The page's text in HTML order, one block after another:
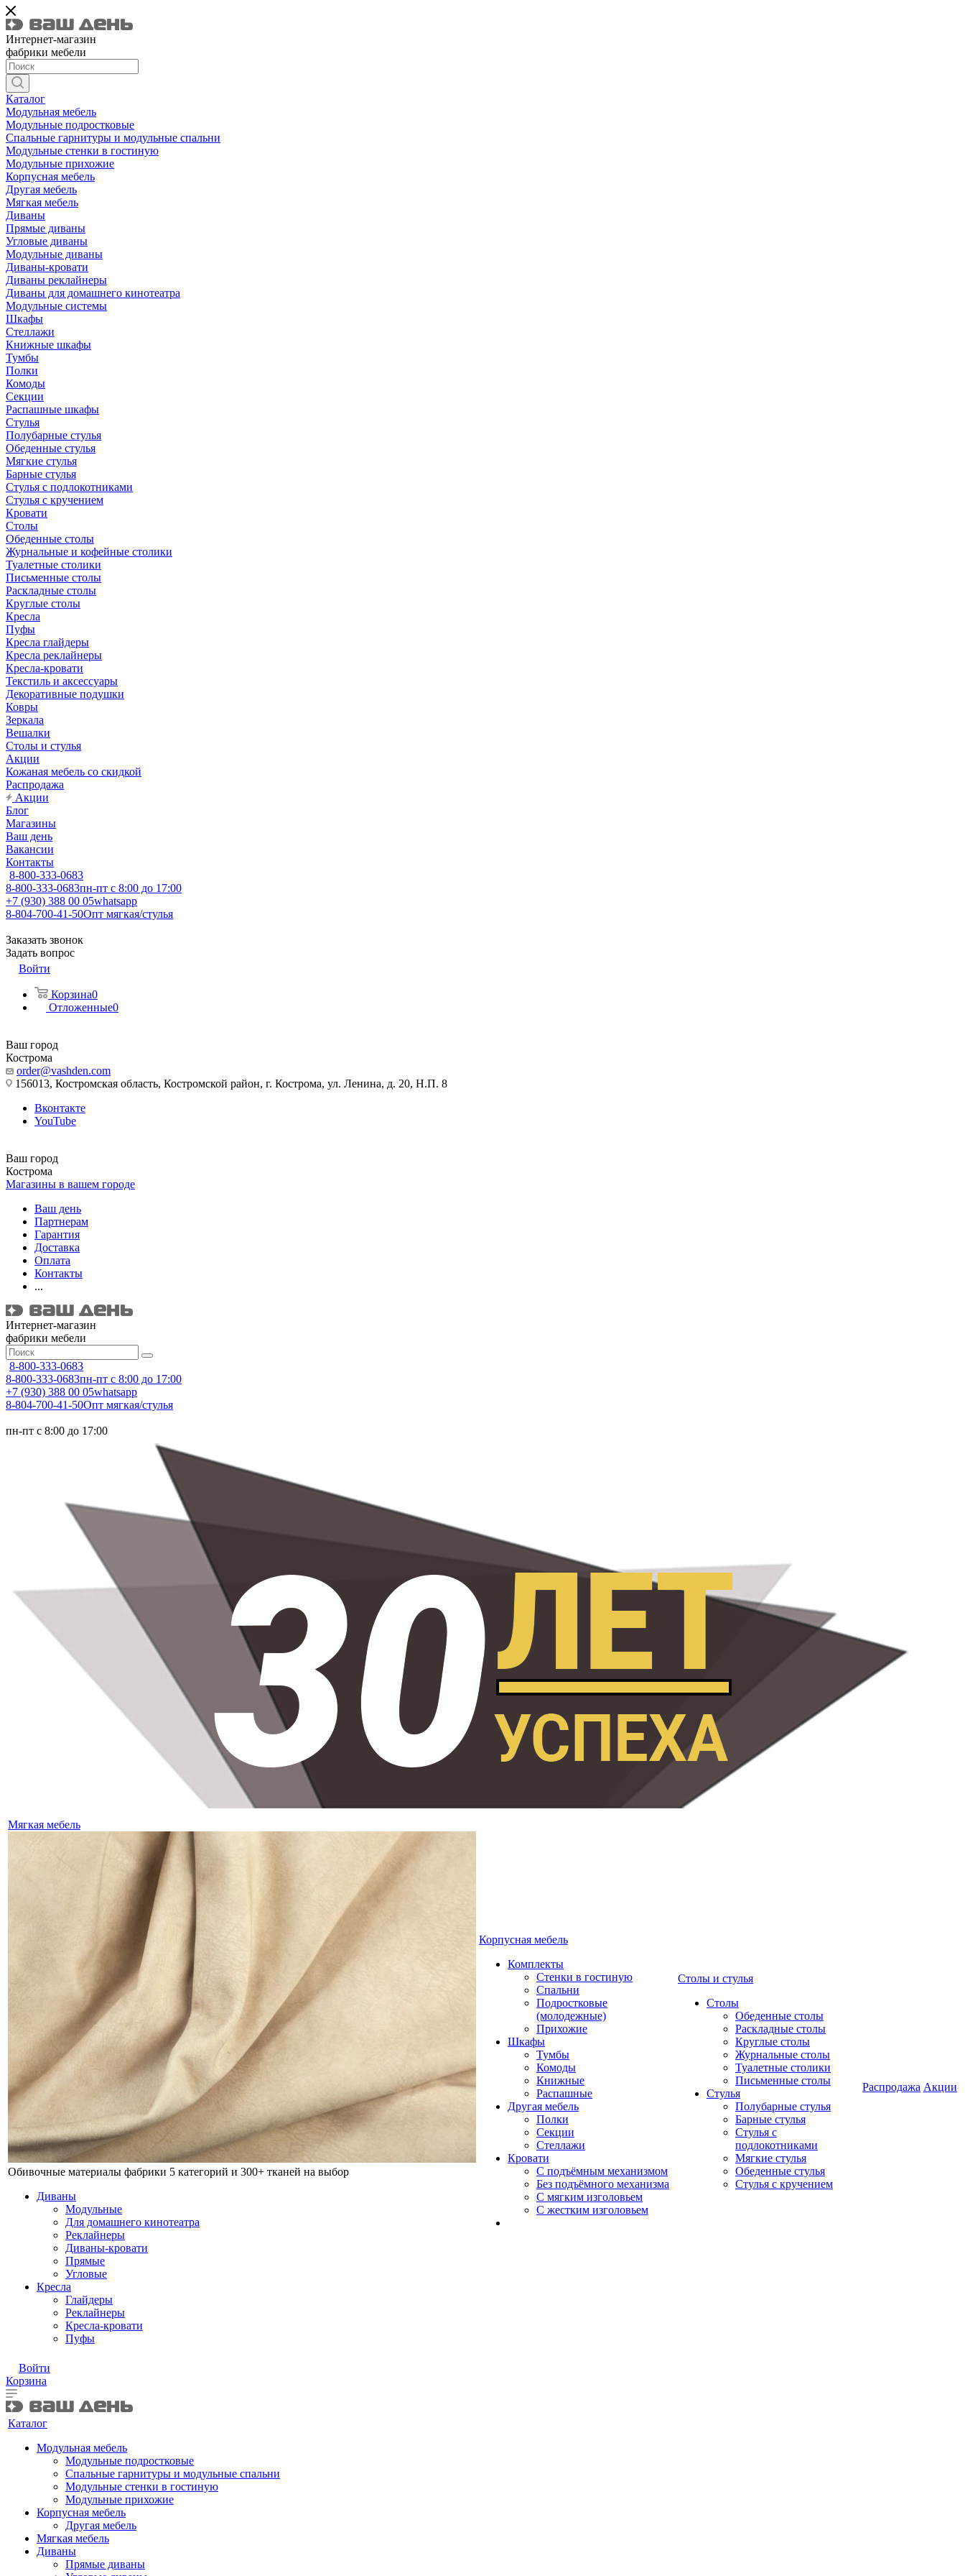
Интернет-магазин
фабрики мебели
Каталог
Модульная мебель
Модульные подростковые
Спальные гарнитуры и модульные спальни
Модульные стенки в гостиную
Модульные прихожие
Корпусная мебель
Другая мебель
Мягкая мебель
Диваны
Прямые диваны
Угловые диваны
Модульные диваны
Диваны-кровати
Диваны реклайнеры
Диваны для домашнего кинотеатра
Модульные системы
Шкафы
Стеллажи
Книжные шкафы
Тумбы
Полки
Комоды
Секции
Распашные шкафы
Стулья
Полубарные стулья
Обеденные стулья
Мягкие стулья
Барные стулья
Стулья с подлокотниками
Стулья с кручением
Кровати
Столы
Обеденные столы
Журнальные и кофейные столики
Туалетные столики
Письменные столы
Раскладные столы
Круглые столы
Кресла
Пуфы
Кресла глайдеры
Кресла реклайнеры
Кресла-кровати
Текстиль и аксессуары
Декоративные подушки
Ковры
Зеркала
Вешалки
Столы и стулья
Акции
Кожаная мебель со скидкой
Распродажа
Акции
Блог
Магазины
Ваш день
Вакансии
Контакты
8-800-333-0683
8-800-333-0683пн-пт с 8:00 до 17:00
+7 (930) 388 00 05whatsapp
8-804-700-41-50Опт мягкая/стулья
Заказать звонок
Задать вопрос
Войти
Корзина0
Отложенные0
Ваш город
Кострома
order@vashden.com
156013, Костромская область, Костромской район, г. Кострома, ул. Ленина, д. 20, Н.П. 8
Вконтакте
YouTube
Ваш город
Кострома
Магазины в вашем городе
Ваш день
Партнерам
Гарантия
Доставка
Оплата
Контакты
...
Интернет-магазин
фабрики мебели
8-800-333-0683
8-800-333-0683пн-пт с 8:00 до 17:00
+7 (930) 388 00 05whatsapp
8-804-700-41-50Опт мягкая/стулья
пн-пт с 8:00 до 17:00
Мягкая мебель
Обивочные материалы фабрики 5 категорий и 300+ тканей на выбор
Диваны
Модульные
Для домашнего кинотеатра
Реклайнеры
Диваны-кровати
Прямые
Угловые
Кресла
Глайдеры
Реклайнеры
Кресла-кровати
Пуфы
Корпусная мебель
Комплекты
Стенки в гостиную
Спальни
Подростковые
(молодежные)
Прихожие
Шкафы
Тумбы
Комоды
Книжные
Распашные
Другая мебель
Полки
Секции
Стеллажи
Кровати
С подъёмным механизмом
Без подъёмного механизма
С мягким изголовьем
С жестким изголовьем
Столы и стулья
Столы
Обеденные столы
Раскладные столы
Круглые столы
Журнальные столы
Туалетные столики
Письменные столы
Стулья
Полубарные стулья
Барные стулья
Стулья с
подлокотниками
Мягкие стулья
Обеденные стулья
Стулья с кручением
Распродажа Акции
Войти
Корзина
Каталог
Модульная мебель
Модульные подростковые
Спальные гарнитуры и модульные спальни
Модульные стенки в гостиную
Модульные прихожие
Корпусная мебель
Другая мебель
Мягкая мебель
Диваны
Прямые диваны